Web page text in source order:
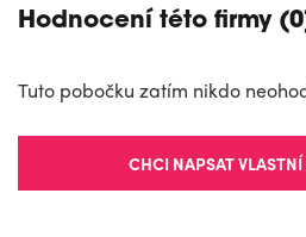
Hodnocení této firmy
Tuto pobočku zatím nikdo
CHCI NAPSAT